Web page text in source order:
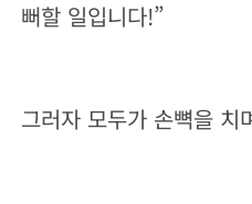
뻐할 일입니다!”
그러자 모두가 손뼉을 치